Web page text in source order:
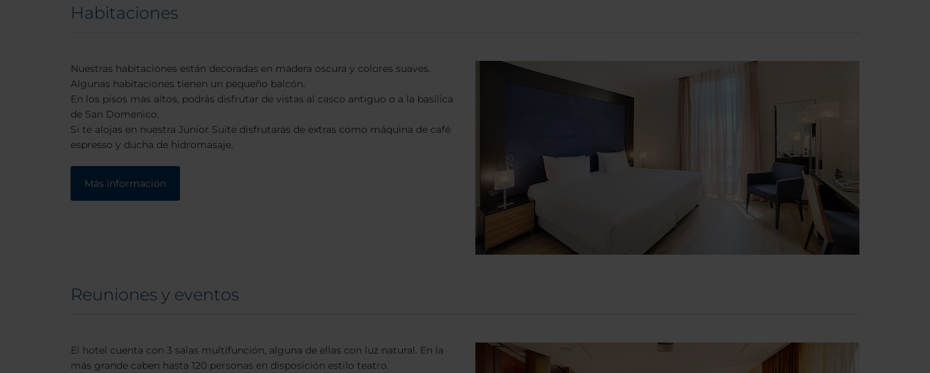
Habitaciones
Nuestras habitaciones están decoradas en madera oscura y colores suaves.
Algunas habitaciones tienen un pequeño balcón.
En los pisos más altos, podrás disfrutar de vistas al casco antiguo o a la basílica
de San Domenico.
Si te alojas en nuestra Junior Suite disfrutarás de extras como máquina de café
espresso y ducha de hidromasaje.
Más información
Reuniones y eventos
El hotel cuenta con 3 salas multifunción, alguna de ellas con luz natural. En la
más grande caben hasta 120 personas en disposición estilo teatro.